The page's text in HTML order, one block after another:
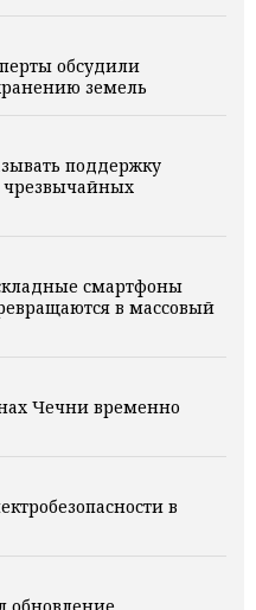
обсудили
земель
поддержку
смартфоны
в массовый
Чечни временно
в
обновление